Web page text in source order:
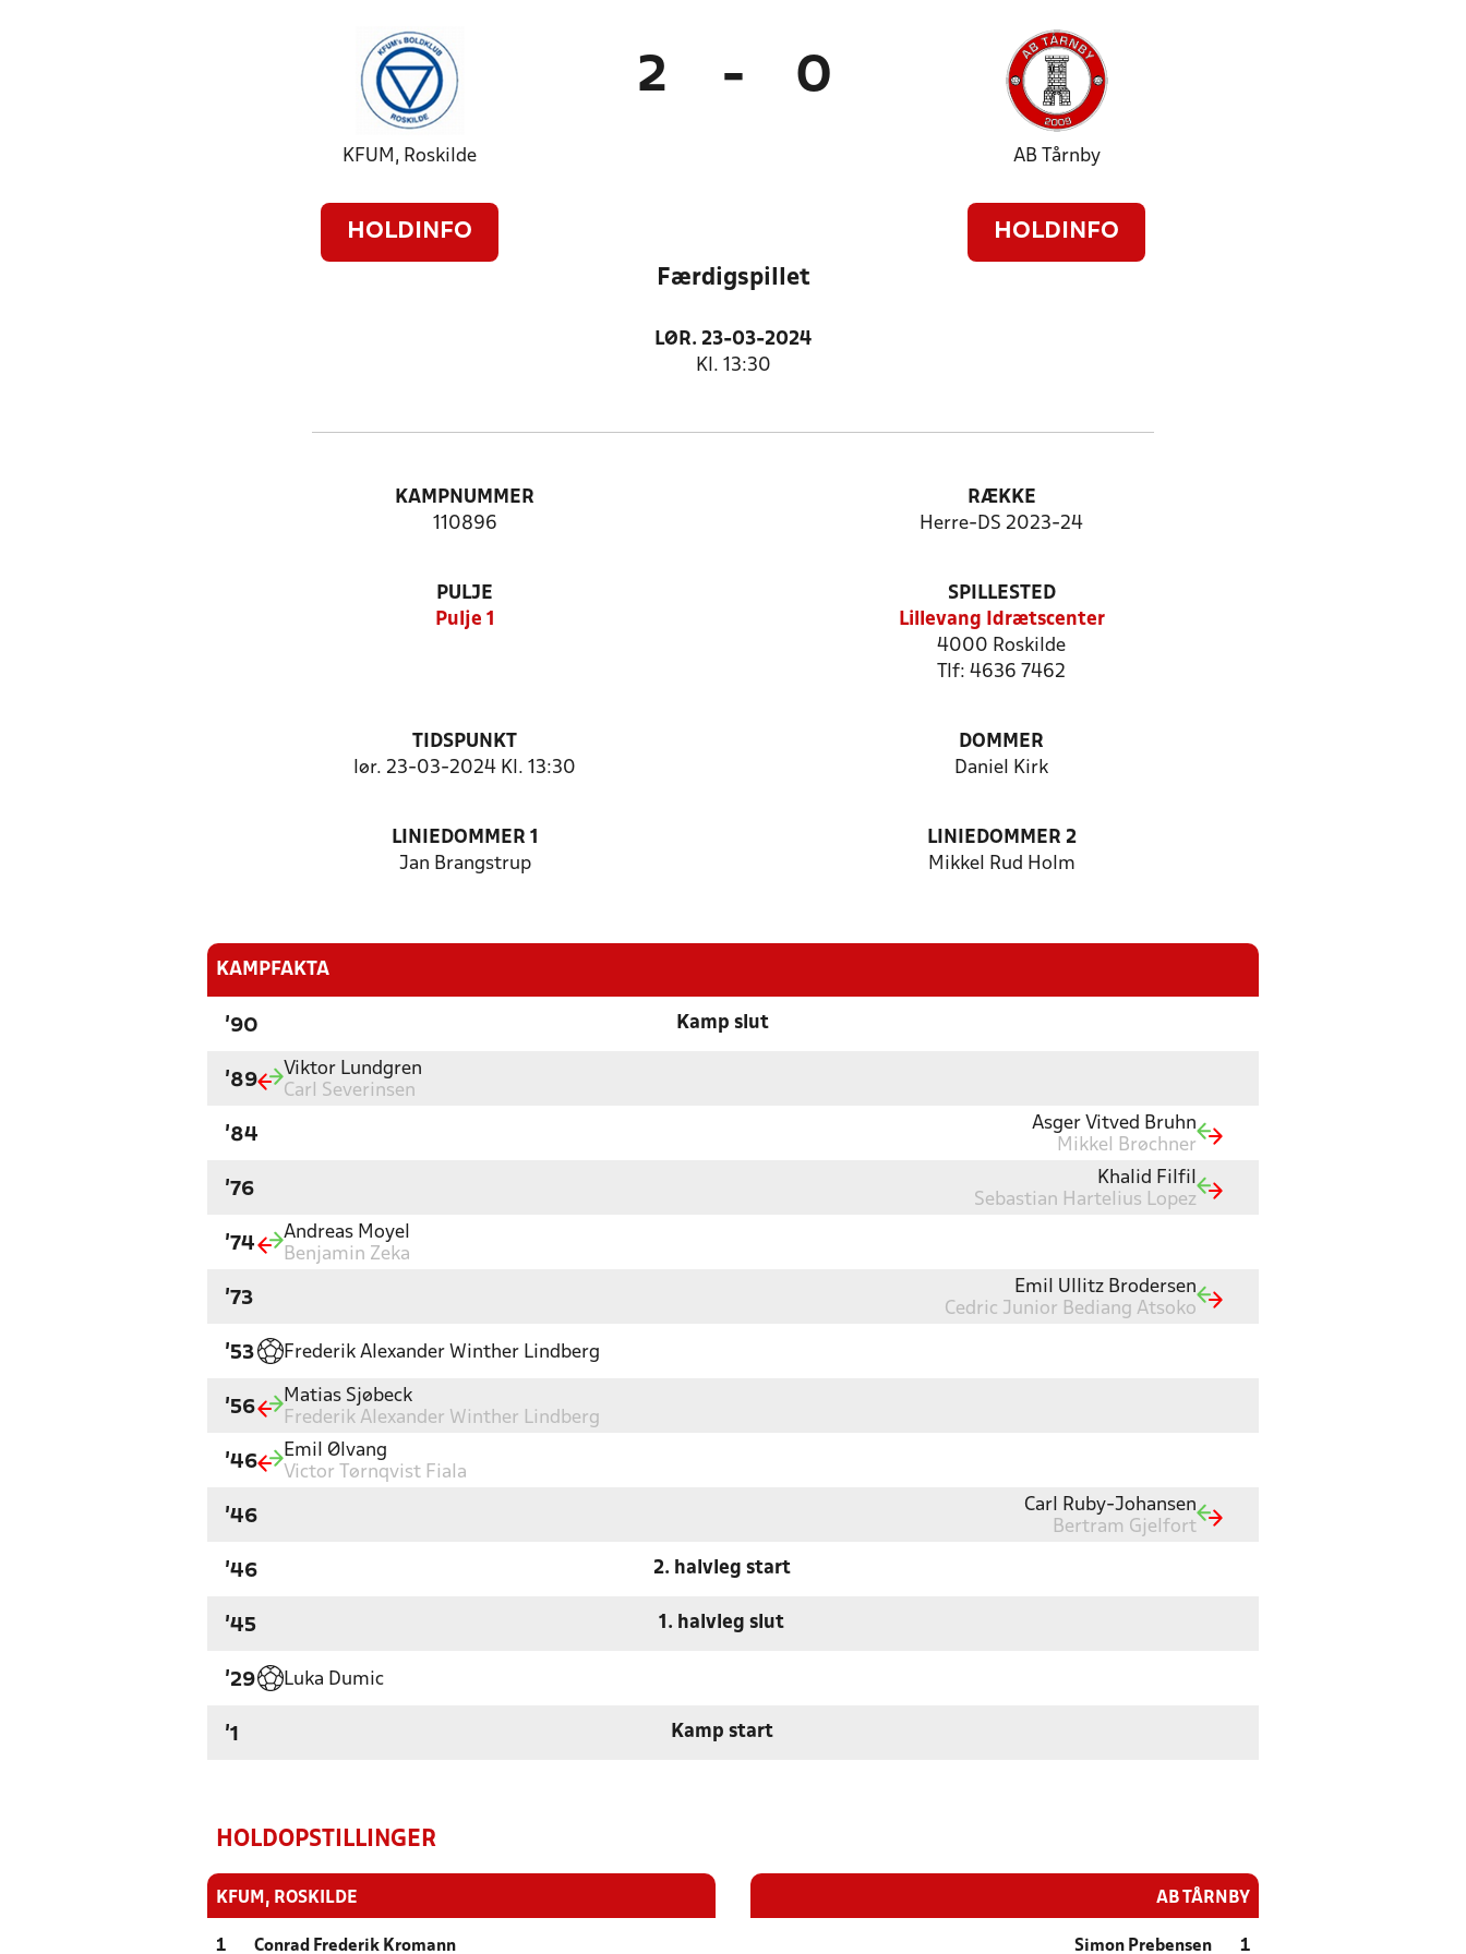
KFUM, Roskilde
HOLDINFO
2 - 0
AB Tårnby
HOLDINFO
Færdigspillet
LØR. 23-03-2024
Kl. 13:30
KAMPNUMMER
110896
RÆKKE
Herre-DS 2023-24
PULJE
Pulje 1
SPILLESTED
Lillevang Idrætscenter
4000 Roskilde
Tlf: 4636 7462
TIDSPUNKT
lør. 23-03-2024 Kl. 13:30
DOMMER
Daniel Kirk
LINIEDOMMER 1
Jan Brangstrup
LINIEDOMMER 2
Mikkel Rud Holm
KAMPFAKTA
'90 Kamp slut
'89
Viktor Lundgren
Carl Severinsen
'84
Asger Vitved Bruhn
Mikkel Brøchner
'76
Khalid Filfil
Sebastian Hartelius Lopez
'74
Andreas Moyel
Benjamin Zeka
'73
Emil Ullitz Brodersen
Cedric Junior Bediang Atsoko
'53 Frederik Alexander Winther Lindberg
'56
Matias Sjøbeck
Frederik Alexander Winther Lindberg
'46
Emil Ølvang
Victor Tørnqvist Fiala
'46
Carl Ruby-Johansen
Bertram Gjelfort
'46 2. halvleg start
'45 1. halvleg slut
'29 Luka Dumic
'1 Kamp start
HOLDOPSTILLINGER
KFUM, ROSKILDE
1 Conrad Frederik Kromann
AB TÅRNBY
Simon Prebensen 1